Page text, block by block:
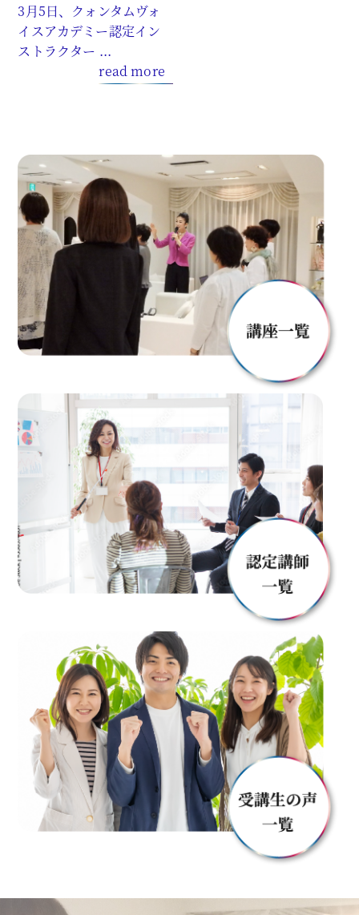
3月5日、クォンタムヴォ
イスアカデミー認定イン
ストラクター ...
read more